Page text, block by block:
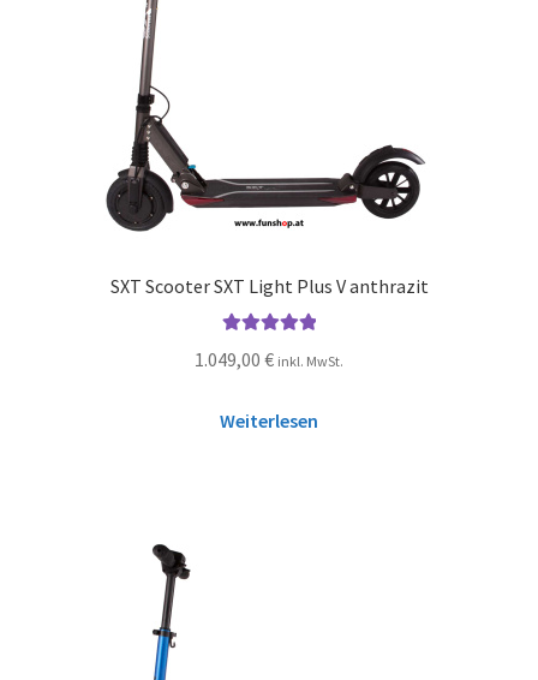
SXT Scooter SXT Light Plus V anthrazit
5.00
1.049,00 € inkl. MwSt.
Weiterlesen